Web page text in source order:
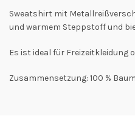
Sweatshirt mit
und warmem Steppstoff und
Es ist ideal für Freizeitkleidung
Zusammensetzung: 100 %